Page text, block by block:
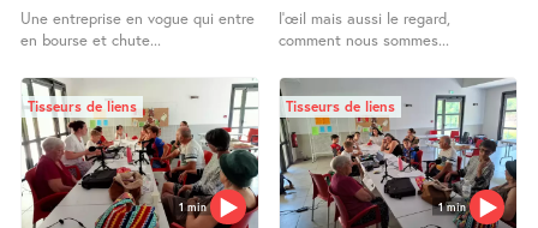
Une entreprise en vogue qui entre
en bourse et chute...
l’œil mais aussi le regard,
comment nous sommes...
1 min
Tisseurs de liens
1 min
Tisseurs de liens